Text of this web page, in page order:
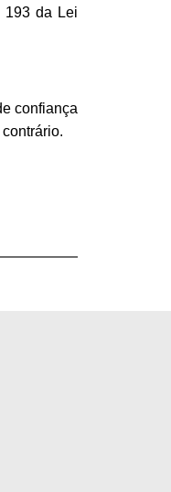
193 da Lei
confiança